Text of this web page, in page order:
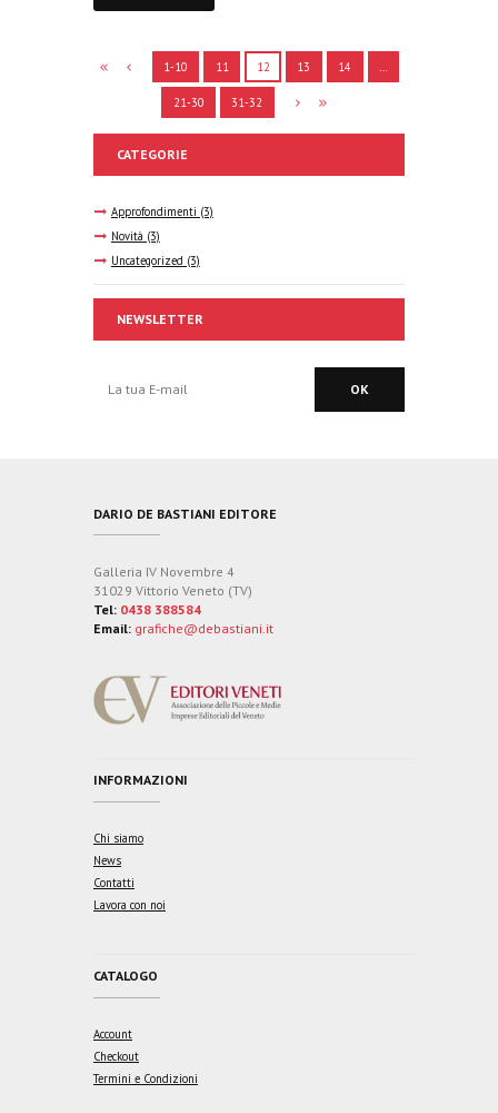
1-10 11 12 13 14
21-30 31-32
CATEGORIE
Approfondimenti (3)
Novità (3)
Uncategorized (3)
NEWSLETTER
DARIO DE BASTIANI EDITORE
Galleria IV Novembre 4
31029 Vittorio Veneto (TV)
Tel: 0438 388584
Email: grafiche@debastiani.it
INFORMAZIONI
Chi siamo
News
Contatti
Lavora con noi
CATALOGO
Account
Checkout
Termini e Condizioni